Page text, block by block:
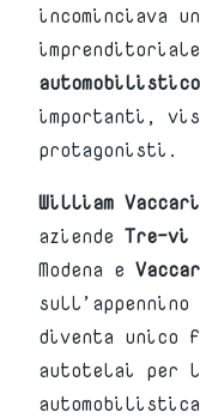
incominciava
automobilistico
importanti,
protagonisti.
William Vaccari
aziende Tre-vi
Modena e
sull’appennino
diventa
autotelai per